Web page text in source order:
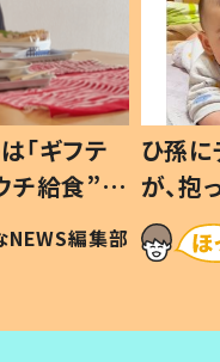
「ギフテ
チ給食”を
令和の親
NEWS編集部
ひ孫
が、
「涙が
い」